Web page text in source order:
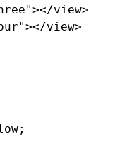
></view>
></view>
;